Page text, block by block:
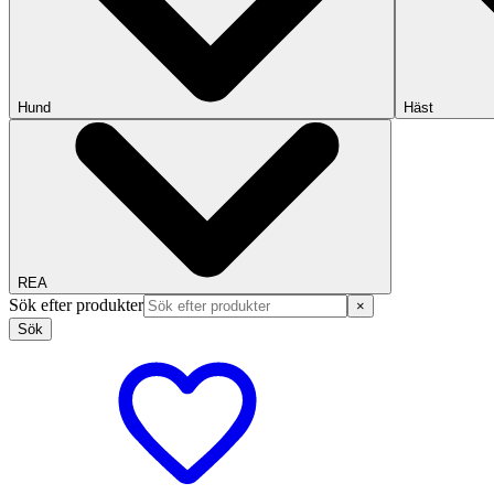
Hund Häst
REA
Sök efter produkter
×
Sök